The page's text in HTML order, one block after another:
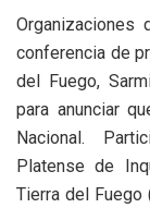
conferencia de
del Fuego,
para anunciar
Nacional.
Platense de
Tierra del Fuego